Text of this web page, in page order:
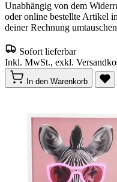
Unabhängig von dem
oder online bestellte Artikel
deiner Rechnung
Sofort lieferbar
Inkl. MwSt., exkl.
In den Warenkorb